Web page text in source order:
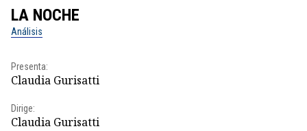
LA NOCHE
Análisis
Presenta:
Claudia Gurisatti
Dirige:
Claudia Gurisatti